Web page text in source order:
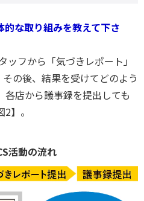
な取り組みを教えて下さ
ッフから「気づきレポート」
の後、結果を受けてどのよう
店から議事録を提出しても
】。
活動の流れ